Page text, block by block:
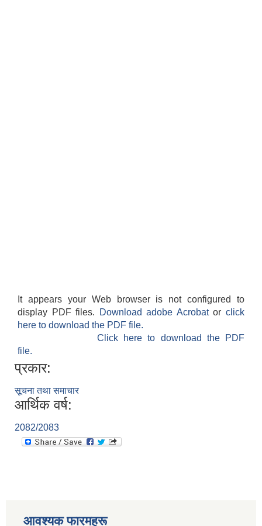
It appears your Web browser is not configured to
display PDF files.
Download adobe Acrobatorclick
here to download the PDF file.
Click here to download the PDF
file.
प्रकार:
सूचना तथा समाचार
आर्थिक वर्ष:
2082/2083
आवश्यक फारमहरू